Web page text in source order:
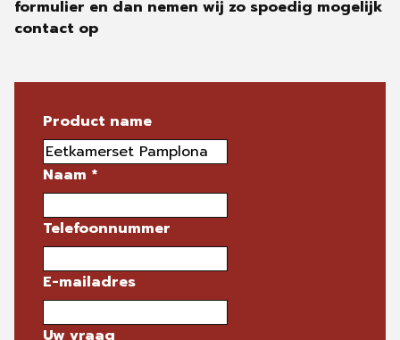
formulier en dan nemen wij zo spoedig mogelijk
contact op
Product name
Naam *
Telefoonnummer
E-mailadres
Uw vraag